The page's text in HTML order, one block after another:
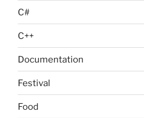
C#
C++
Documentation
Festival
Food